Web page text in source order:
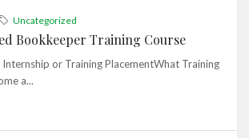
Uncategorized
Bookkeeper Training Course
Internship or Training PlacementWhat Training
a...